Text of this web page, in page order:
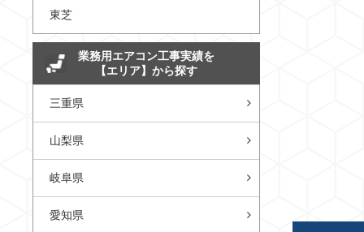
東芝
業務用エアコン工事実績を
【エリア】から探す
三重県
山梨県
岐阜県
愛知県